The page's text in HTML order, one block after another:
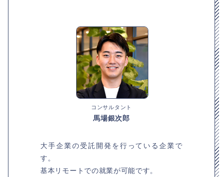
コンサルタント
馬場銀次郎
大手企業の受託開発を行っている企業で
す。
基本リモートでの就業が可能です。